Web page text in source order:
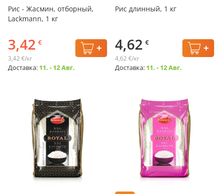
Рис - Жасмин, отборный,
Lackmann, 1 кг
3,42 €
3,42 €/кг
Доставка: 11. - 12 Авг.
Рис длинный, 1 кг
4,62 €
4,62 €/кг
Доставка: 11. - 12 Авг.